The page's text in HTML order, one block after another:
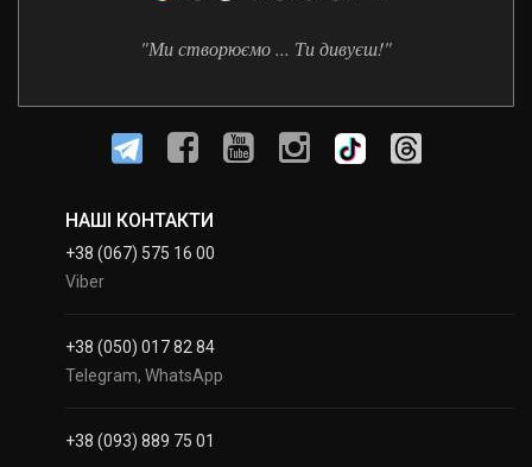
"Ми створюємо ... Ти дивуєш!"
НАШІ КОНТАКТИ
+38 (067) 575 16 00
Viber
+38 (050) 017 82 84
Telegram, WhatsApp
+38 (093) 889 75 01